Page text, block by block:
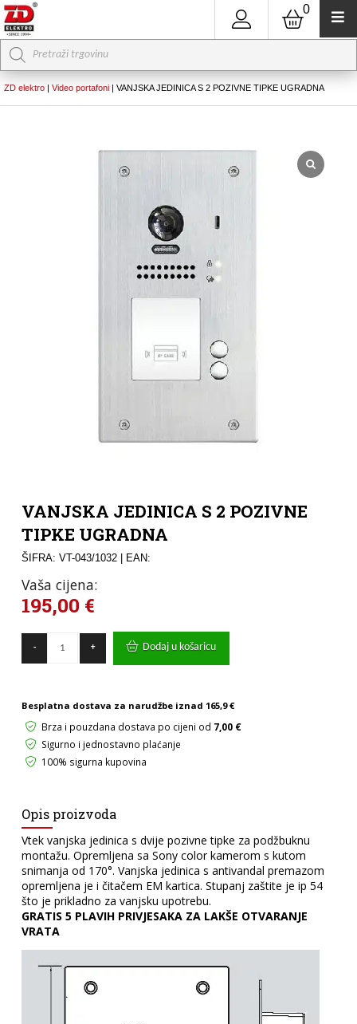
0
Products
search
ZD elektro | Video portafoni | VANJSKA JEDINICA S 2 POZIVNE TIPKE UGRADNA
VANJSKA JEDINICA S 2 POZIVNE
TIPKE UGRADNA
ŠIFRA: VT-043/1032| EAN:
Vaša cijena:
195,00 €
-
JEDINICA
S
TIPKE
količina
+ Dodaj u košaricu
Besplatna dostava za narudžbe iznad 165,9 €
Brza i pouzdana dostava po cijeni od 7,00 €
Sigurno i jednostavno plaćanje
100% sigurna kupovina
Opis proizvoda
Vtek vanjska jedinica s dvije pozivne tipke za podžbuknu
montažu. Opremljena sa Sony color kamerom s kutom
snimanja od 170°. Vanjska jedinica s antivandal premazom
opremljena je i čitačem EM kartica. Stupanj zaštite je ip 54
što je prikladno za vanjsku upotrebu.
GRATIS 5 PLAVIH PRIVJESAKA ZA LAKŠE OTVARANJE
VRATA